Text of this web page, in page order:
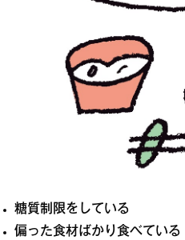
糖質制限をしている
偏った食材ばかり食べている